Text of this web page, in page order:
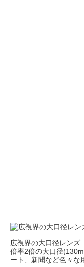
置き型ルーペ
広視界の大口径レンズ
倍率2倍の大口径
ート、新聞など色々な